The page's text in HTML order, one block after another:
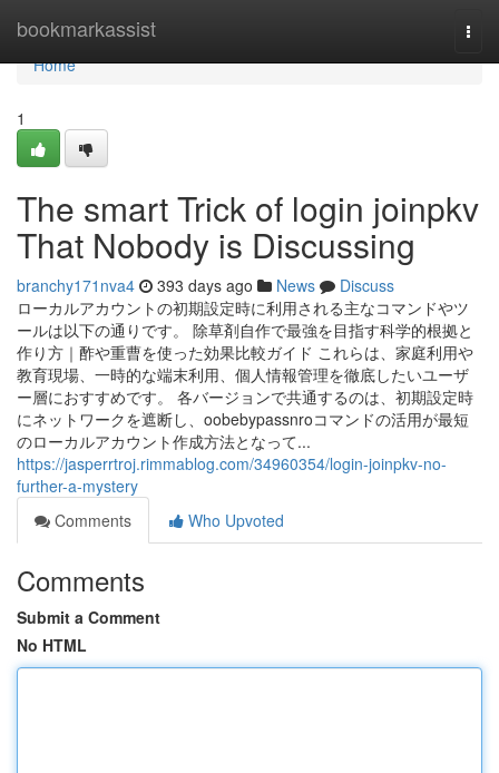
bookmarkassist
Home
Home
1
The smart Trick of login joinpkv
That Nobody is Discussing
branchy171nva4 393 days ago News
Discuss
ローカルアカウントの初期設定時に利用される主なコマンドやツ
ールは以下の通りです。 除草剤自作で最強を目指す科学的根拠と
作り方｜酢や重曹を使った効果比較ガイド これらは、家庭利用や
教育現場、一時的な端末利用、個人情報管理を徹底したいユーザ
ー層におすすめです。 各バージョンで共通するのは、初期設定時
にネットワークを遮断し、oobebypassnroコマンドの活用が最短
のローカルアカウント作成方法となって...
https://jasperrtroj.rimmablog.com/34960354/login-joinpkv-no-
further-a-mystery
Comments
Who Upvoted
Comments
Submit a Comment
No HTML